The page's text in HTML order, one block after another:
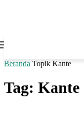
Beranda Topik Kante
Tag: Kante